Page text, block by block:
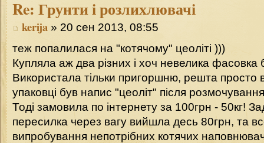
Re: Грунти і розлихлювачі
kerija » 20 сен 2013, 08:55
теж попалилася на "котячому" цеоліті )))
Купляла аж два різних і хоч невелика фасовка
Використала тільки пригоршню, решта просто
упаковці був напис "цеоліт" після
Тоді замовила по інтернету за 100грн - 50кг!
пересилка через вагу вийшла десь 80грн, та
випробування непотрібних котячих